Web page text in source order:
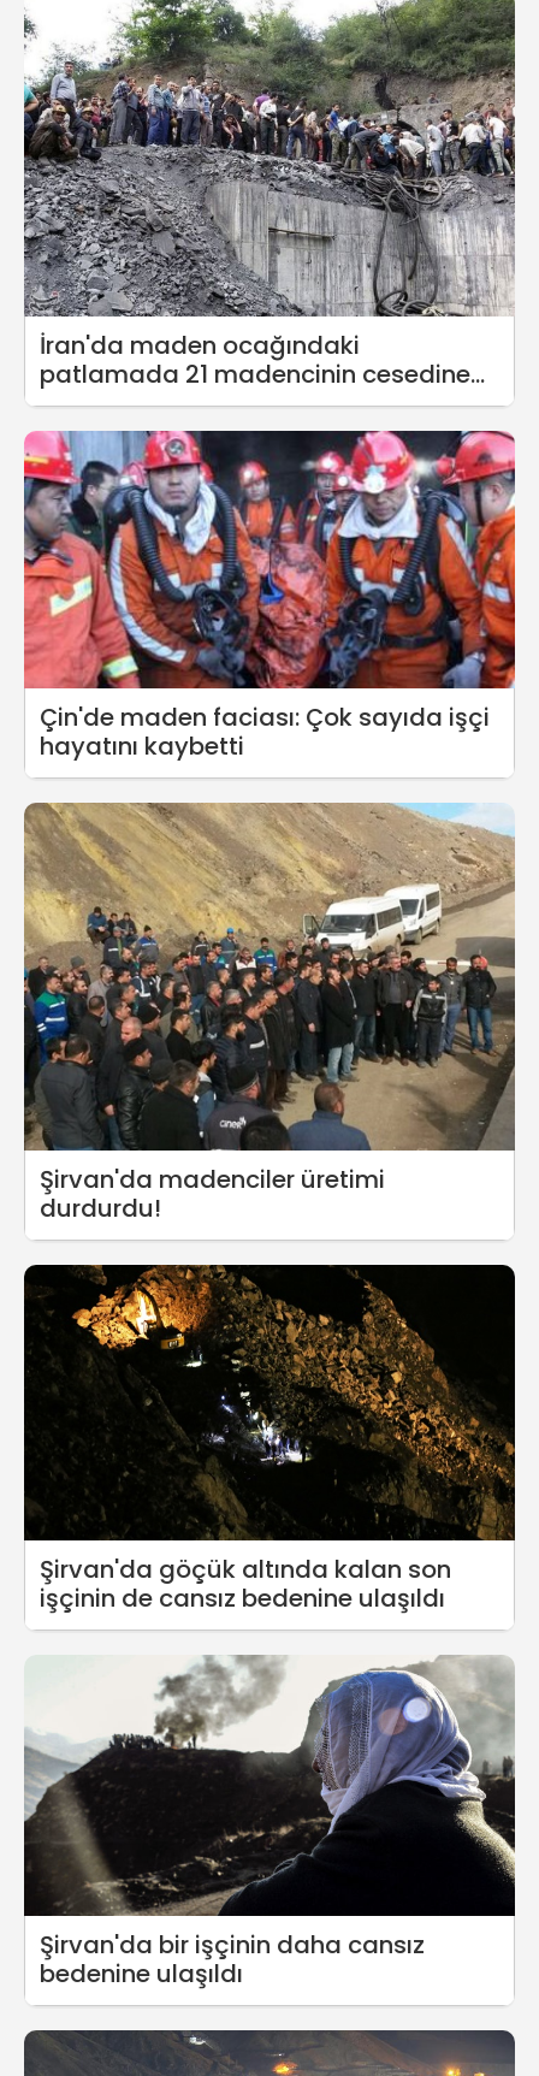
İran'da maden ocağındaki
patlamada 21 madencinin cesedine
ulaşıldı
Çin'de maden faciası: Çok sayıda işçi
hayatını kaybetti
Şirvan'da madenciler üretimi
durdurdu!
Şirvan'da göçük altında kalan son
işçinin de cansız bedenine ulaşıldı
Şirvan'da bir işçinin daha cansız
bedenine ulaşıldı